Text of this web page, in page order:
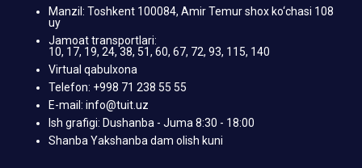
Manzil: Toshkent 100084, Amir Temur shox ko‘chasi 108
uy
Jamoat transportlari:
10, 17, 19, 24, 38, 51, 60, 67, 72, 93, 115, 140
Virtual qabulxona
Telefon: +998 71 238 55 55
E-mail: info@tuit.uz
Ish grafigi: Dushanba - Juma 8:30 - 18:00
Shanba Yakshanba dam olish kuni